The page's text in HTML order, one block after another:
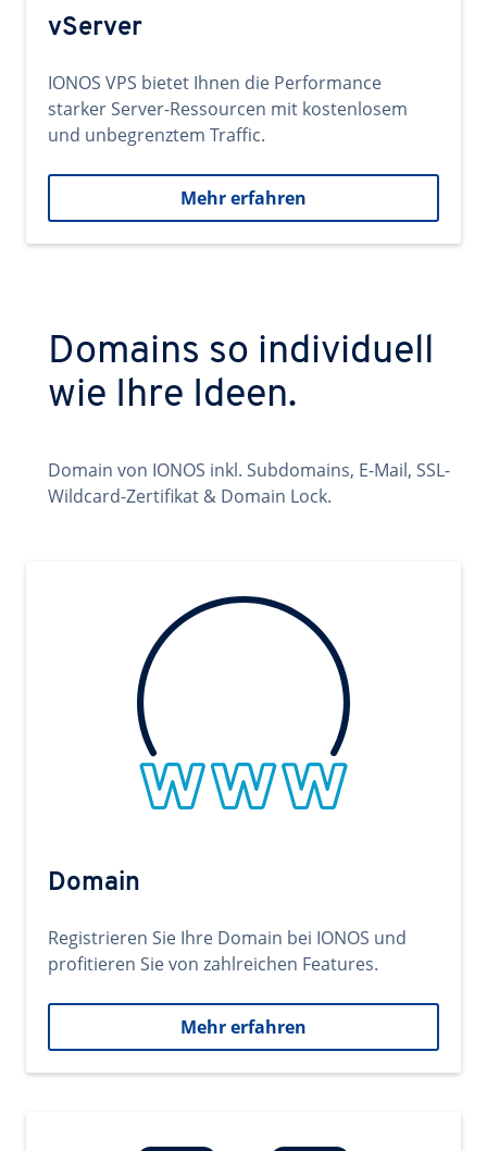
vServer
IONOS VPS bietet Ihnen die Performance
starker Server-Ressourcen mit kostenlosem
und unbegrenztem Traffic.
Mehr erfahren
Domains so individuell
wie Ihre Ideen.
Domain von IONOS inkl. Subdomains, E-Mail, SSL-
Wildcard-Zertifikat & Domain Lock.
Domain
Registrieren Sie Ihre Domain bei IONOS und
profitieren Sie von zahlreichen Features.
Mehr erfahren